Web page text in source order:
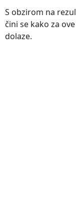
S obzirom na
čini se kako za
dolaze.